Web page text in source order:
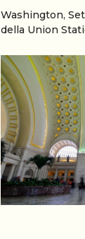
Washington,
della Union